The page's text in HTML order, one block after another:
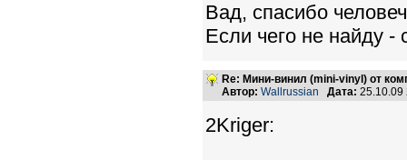
Вад, спасибо
Если чего не найду -
Re: Мини-винил (mini-vinyl) от
Автор: Wallrussian Дата:
2Kriger: